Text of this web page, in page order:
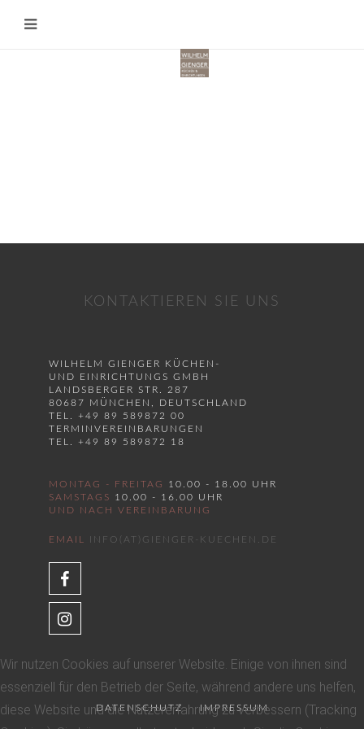
KONTAKTIEREN SIE UNS
WILHELM GIENGER KÜCHEN-
UND EINRICHTUNGS GMBH
LANDSBERGER STR. 287
80687 MÜNCHEN, DEUTSCHLAND
TEL. +49 89 589872 00
TERMINVEREINBARUNGEN
TEL. +49 89 589872 18
MONTAG - FREITAG 10.00 - 18.00 UHR
SAMSTAGS 10.00 - 16.00 UHR
UND NACH VEREINBARUNG
EMAIL INFO(AT)GIENGER-KUECHEN.DE
DATENSCHUTZ IMPRESSUM
Wir nutzen Cookies auf unserer Website. Einige von ihnen sind
essenziell für den Betrieb der Seite, während andere uns helfen,
diese Website und die Nutzererfahrung zu verbessern (Tracking